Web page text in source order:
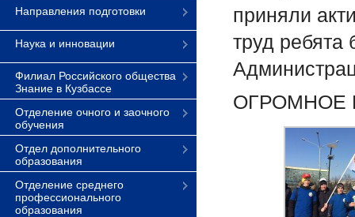
Направления подготовки
Наука и инновации
Филиал Российского общества
Знание в Кузбассе
Отделение очного и заочного
обучения
Отдел дополнительного
образования
Отделение среднего
профессионального
образования
приняли
труд
ОГРОМНОЕ